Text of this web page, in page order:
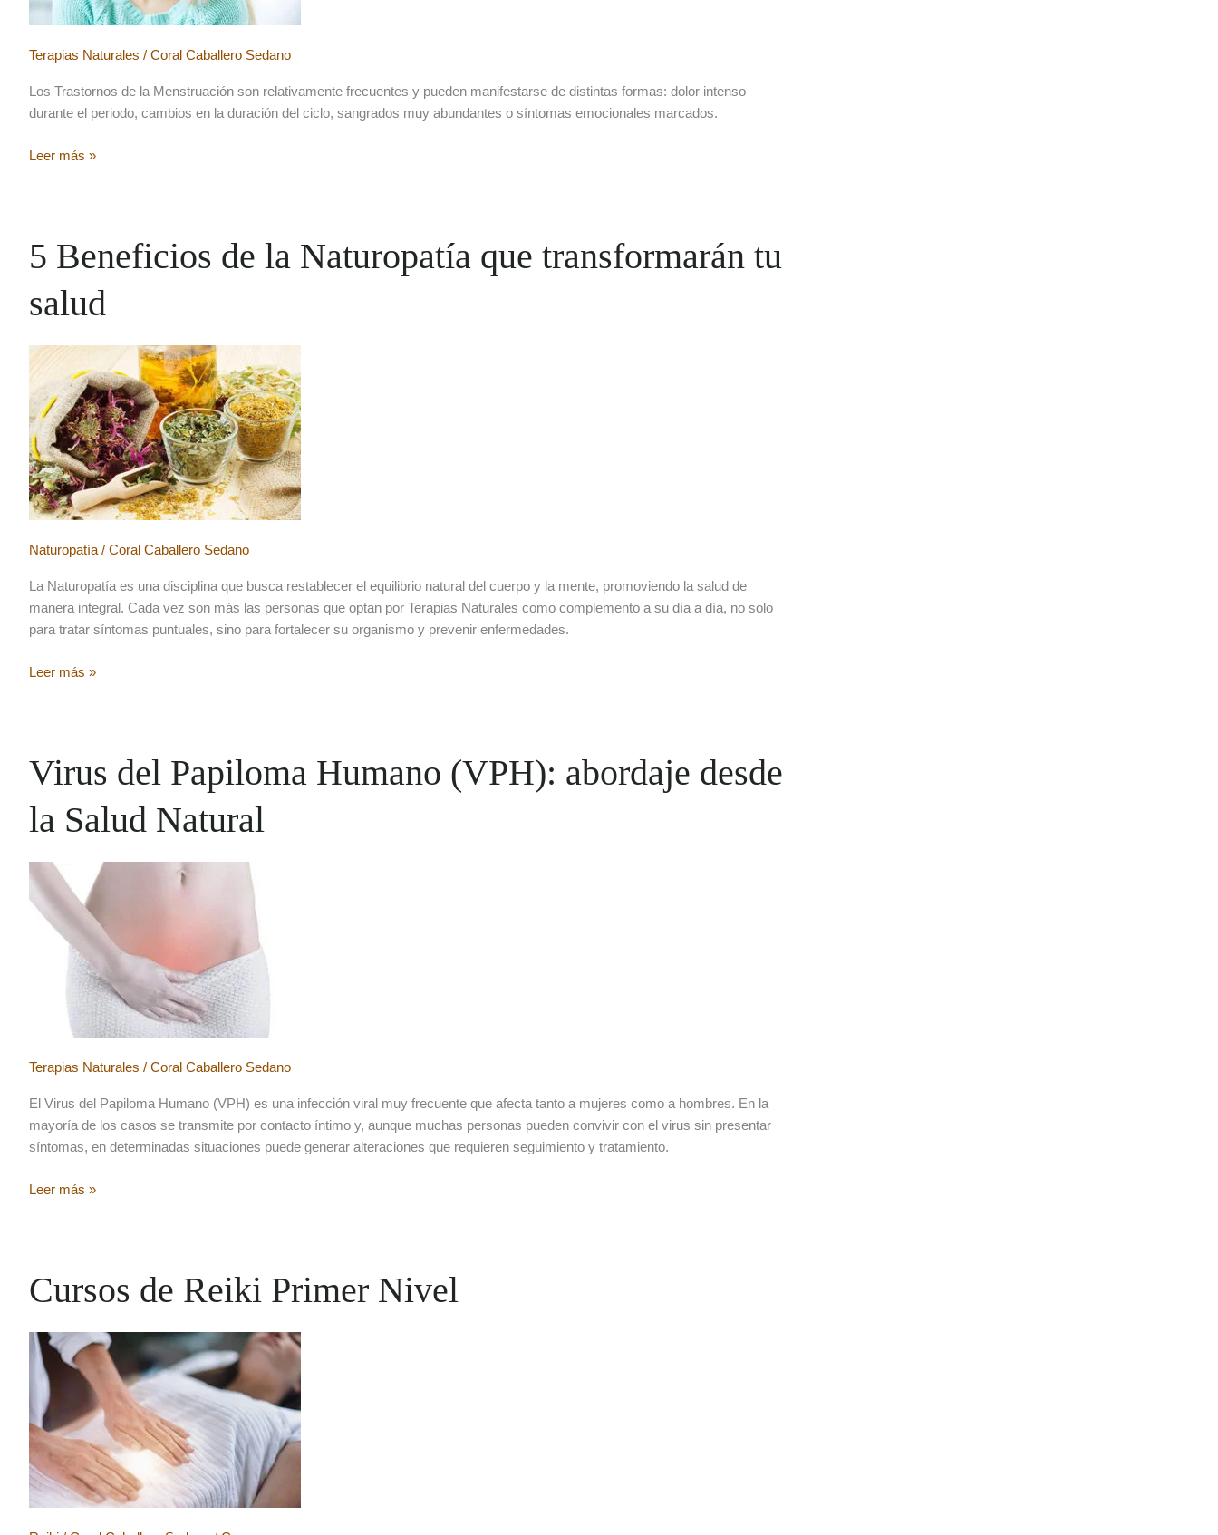
Terapias Naturales / Coral Caballero Sedano
Los Trastornos de la Menstruación son relativamente frecuentes y pueden manifestarse de distintas formas: dolor intenso
durante el periodo, cambios en la duración del ciclo, sangrados muy abundantes o síntomas emocionales marcados.
Trastornos
y
cómo
con
Naturales
Leer más »
5 Beneficios de la Naturopatía que transformarán tu
salud
Naturopatía / Coral Caballero Sedano
La Naturopatía es una disciplina que busca restablecer el equilibrio natural del cuerpo y la mente, promoviendo la salud de
manera integral. Cada vez son más las personas que optan por Terapias Naturales como complemento a su día a día, no solo
para tratar síntomas puntuales, sino para fortalecer su organismo y prevenir enfermedades.
5
Naturopatía
que
Leer más »
Virus del Papiloma Humano (VPH): abordaje desde
la Salud Natural
Terapias Naturales / Coral Caballero Sedano
El Virus del Papiloma Humano (VPH) es una infección viral muy frecuente que afecta tanto a mujeres como a hombres. En la
mayoría de los casos se transmite por contacto íntimo y, aunque muchas personas pueden convivir con el virus sin presentar
síntomas, en determinadas situaciones puede generar alteraciones que requieren seguimiento y tratamiento.
Virus
(VPH):
abordaje
la
Salud
Natural
Leer más »
Cursos de Reiki Primer Nivel